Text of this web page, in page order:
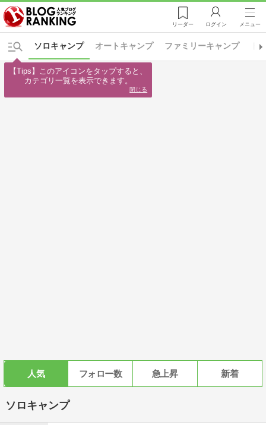
リーダー ログイン メニュー
オートキャンプ ファミリーキャンプ
ソロキャンプ ト
人気 フォロー数 急上昇 新着
ソロキャンプ
【Tips】このアイコンをタップすると、
カテゴリ一覧を表示できます。
閉じる